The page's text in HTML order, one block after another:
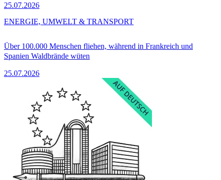
25.07.2026
Über 100.000 Menschen fliehen, während in Frankreich und
Spanien Waldbrände wüten
25.07.2026
ENERGIE, UMWELT & TRANSPORT